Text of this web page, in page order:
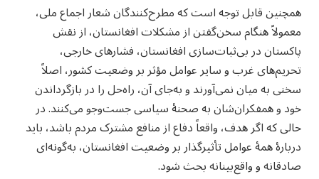
همچنین قابل توجه است که مطرح‌کنندگان شعار اجماع ملی،
معمولاً هنگام سخن‌گفتن از مشکلات افغانستان، از نقش
پاکستان در بی‌ثبات‌سازی افغانستان، فشارهای خارجی،
تحریم‌های غرب و سایر عوامل مؤثر بر وضعیت کشور، اصلاً
سخنی به میان نمی‌آورند و به‌جای آن، راه‌حل را در بازگرداندن
خود و همفکران‌شان به صحنهٔ سیاسی جست‌وجو می‌کنند. در
حالی که اگر هدف، واقعاً دفاع از منافع مشترک مردم باشد، باید
دربارهٔ همهٔ عوامل تأثیرگذار بر وضعیت افغانستان، به‌گونه‌ای
صادقانه و واقع‌بینانه بحث شود.